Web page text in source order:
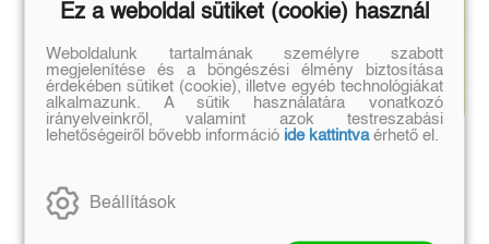
Cicus fest
Győri Hanna
Vackor az óvodában
Ez a weboldal sütiket (cookie) használ
Weboldalunk tartalmának személyre szabott
megjelenítése és a böngészési élmény biztosítása
érdekében sütiket (cookie), illetve egyéb technológiákat
alkalmazunk. A sütik használatára vonatkozó
irányelveinkről, valamint azok testreszabási
lehetőségeiről bővebb információ ide kattintvaérhető el.
Beállítások